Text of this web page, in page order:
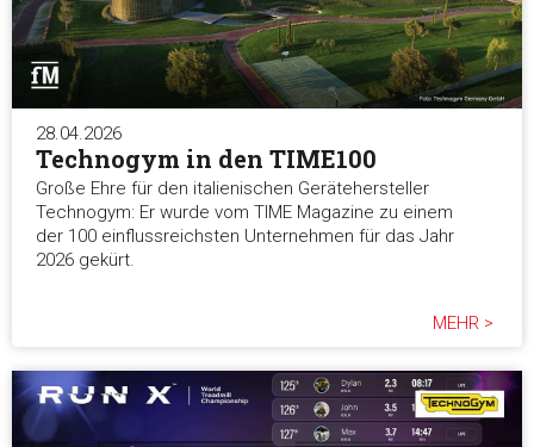
Marketing
Alle akzeptieren
Auswahl erlauben
28.04.2026
Technogym in den TIME100
Große Ehre für den italienischen Gerätehersteller
Technogym: Er wurde vom TIME Magazine zu einem
der 100 einflussreichsten Unternehmen für das Jahr
2026 gekürt.
MEHR >